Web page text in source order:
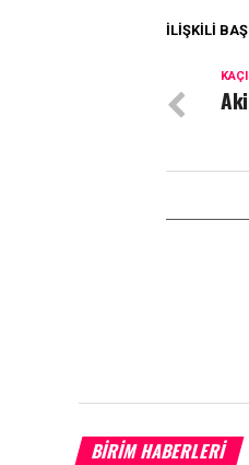
İLIŞKILI
BİRİM HABERLERİ